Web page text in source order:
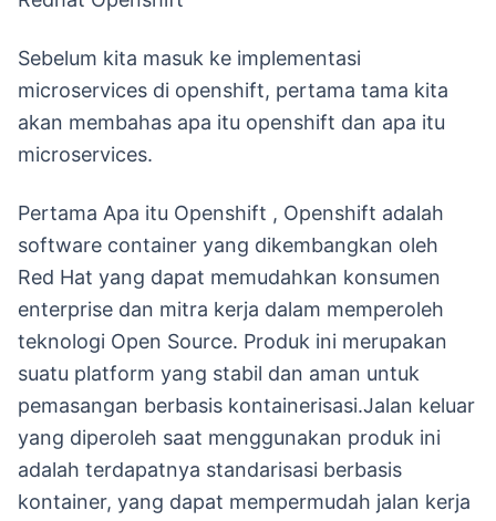
Sebelum kita masuk ke implementasi
microservices di openshift, pertama tama kita
akan membahas apa itu openshift dan apa itu
microservices.
Pertama Apa itu Openshift , Openshift adalah
software container yang dikembangkan oleh
Red Hat yang dapat memudahkan konsumen
enterprise dan mitra kerja dalam memperoleh
teknologi Open Source. Produk ini merupakan
suatu platform yang stabil dan aman untuk
pemasangan berbasis kontainerisasi.Jalan keluar
yang diperoleh saat menggunakan produk ini
adalah terdapatnya standarisasi berbasis
kontainer, yang dapat mempermudah jalan kerja